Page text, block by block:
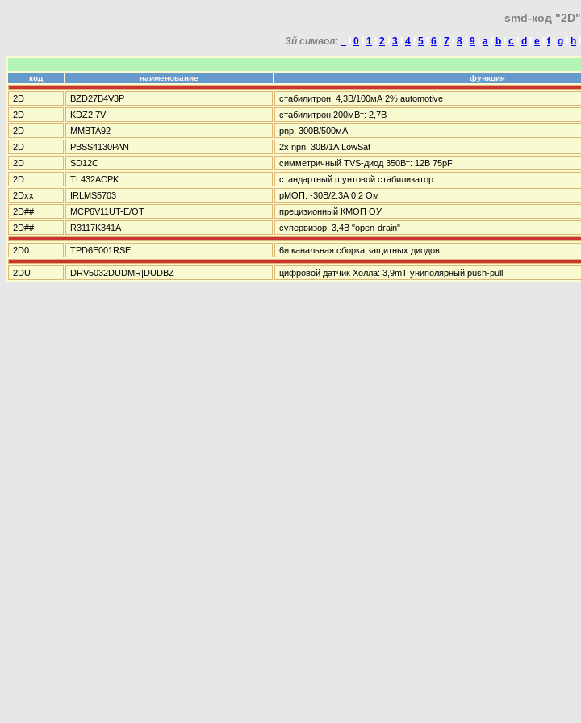
smd-код "2D"
3й символ: 0 1 2 3 4 5 6 7 8 9 a b c d e f g h
код наименование функция
2D BZD27B4V3P стабилитрон: 4,3В/100мА 2% automotive
2D
KDZ2.7V стабилитрон 200мВт: 2,7В
2D
MMBTA92 pnp: 300В/500мА
2D
PBSS4130PAN 2x npn: 30В/1А LowSat
2D
SD12C симметричный TVS-диод 350Вт: 12В 75pF
2D
TL432ACPK стандартный шунтовой стабилизатор
2Dxx
IRLMS5703 pМОП: -30В/2.3А 0.2 Ом
2D##
MCP6V11UT-E/OT прецизионный КМОП ОУ
2D##
R3117K341A супервизор: 3,4В "open-drain"
2D0 TPD6E001RSE 6и канальная сборка защитных диодов
2DU DRV5032DUDMR|DUDBZ цифровой датчик Холла: 3,9mT униполярный push-pull